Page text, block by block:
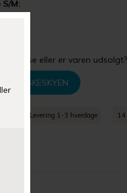
M:
eller er varen
ØNSKESKYEN
Levering 1-3 hverdage 14